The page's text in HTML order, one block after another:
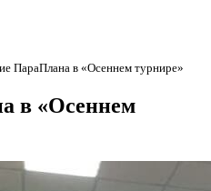
ПараПлана в «Осеннем турнире»
в «Осеннем